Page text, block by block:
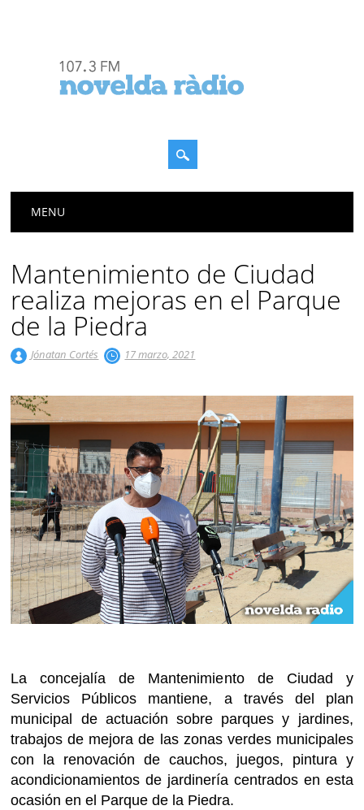
Menú principal
MENU
Mantenimiento de Ciudad
realiza mejoras en el Parque
de la Piedra
Jónatan Cortés 17 marzo, 2021
La concejalía de Mantenimiento de Ciudad y
Servicios Públicos mantiene, a través del plan
municipal de actuación sobre parques y jardines,
trabajos de mejora de las zonas verdes municipales
con la renovación de cauchos, juegos, pintura y
acondicionamientos de jardinería centrados en esta
ocasión en el Parque de la Piedra.